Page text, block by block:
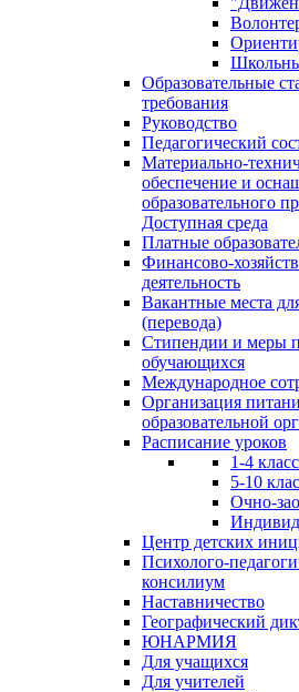
Образовательные
требования
Руководство
Педагогический
Материально-
обеспечение и
образовательного
Доступная среда
Платные
Финансово-
деятельность
Вакантные места
(перевода)
Стипендии и меры
обучающихся
Международное
Организация
образовательной
Расписание уроков
1-4
5-10
Очно-
Центр детских
Психолого-
консилиум
Наставничество
Географический
ЮНАРМИЯ
Для учащихся
Для учителей